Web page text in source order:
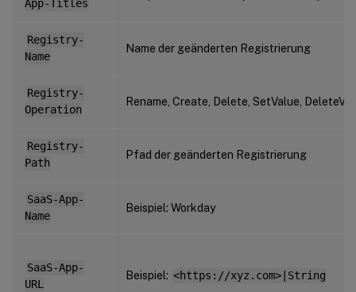
App-Titles
Registry-
Name
Name der geänderten Registrierung
Registry-
Operation
Rename, Create, Delete, SetValue,
Registry-
Path
Pfad der geänderten Registrierung
SaaS-App-
Name
Beispiel: Workday
SaaS-App-
URL
Beispiel: <https://xyz.com>|String